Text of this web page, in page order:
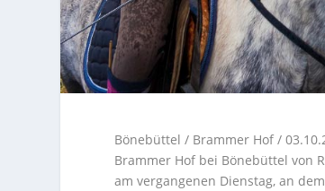
Bönebüttel / Brammer Hof /
Brammer Hof bei Bönebüttel von
am vergangenen Dienstag, an